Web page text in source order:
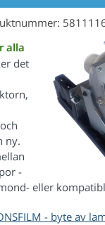
alla
det
ny.
-
eller
- byte av